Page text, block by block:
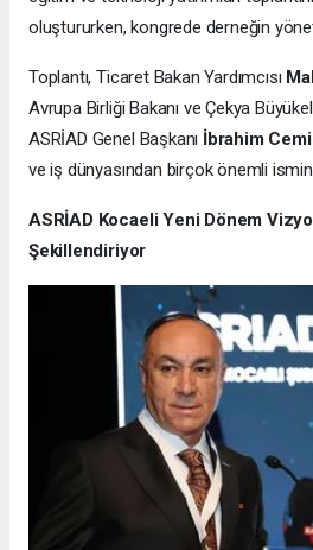
oluştururken, kongrede derneğin
Toplantı, Ticaret Bakan Yardımcısı
Avrupa Birliği Bakanı ve Çekya
ASRİAD Genel Başkanı İbrahim
ve iş dünyasından birçok önemli ismin
ASRİAD Kocaeli Yeni Dönem
Şekillendiriyor